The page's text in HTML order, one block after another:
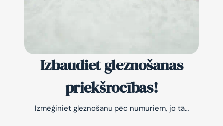
Izbaudiet gleznošanas
priekšrocības!
Izmēģiniet gleznošanu pēc numuriem, jo tā…